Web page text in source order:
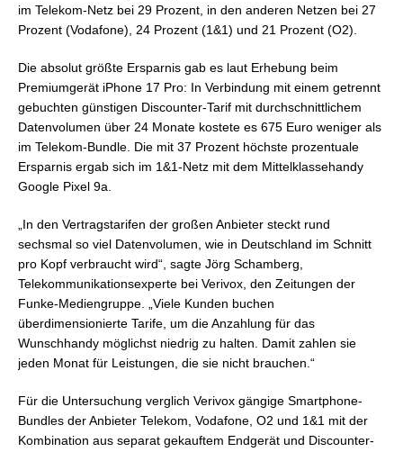
im Telekom-Netz bei 29 Prozent, in den anderen Netzen bei 27
Prozent (Vodafone), 24 Prozent (1&1) und 21 Prozent (O2).
Die absolut größte Ersparnis gab es laut Erhebung beim
Premiumgerät iPhone 17 Pro: In Verbindung mit einem getrennt
gebuchten günstigen Discounter-Tarif mit durchschnittlichem
Datenvolumen über 24 Monate kostete es 675 Euro weniger als
im Telekom-Bundle. Die mit 37 Prozent höchste prozentuale
Ersparnis ergab sich im 1&1-Netz mit dem Mittelklassehandy
Google Pixel 9a.
„In den Vertragstarifen der großen Anbieter steckt rund
sechsmal so viel Datenvolumen, wie in Deutschland im Schnitt
pro Kopf verbraucht wird“, sagte Jörg Schamberg,
Telekommunikationsexperte bei Verivox, den Zeitungen der
Funke-Mediengruppe. „Viele Kunden buchen
überdimensionierte Tarife, um die Anzahlung für das
Wunschhandy möglichst niedrig zu halten. Damit zahlen sie
jeden Monat für Leistungen, die sie nicht brauchen.“
Für die Untersuchung verglich Verivox gängige Smartphone-
Bundles der Anbieter Telekom, Vodafone, O2 und 1&1 mit der
Kombination aus separat gekauftem Endgerät und Discounter-